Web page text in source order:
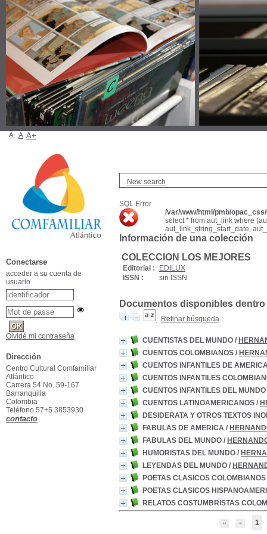
New search
SQL Error
/var/www/html/pmb/
select * from aut_link where
aut_link_string_start_date,
Información de una colección
COLECCION LOS MEJORES
Editorial :
EDILUX
ISSN :
sin ISSN
Documentos disponibles
Refinar búsqueda
CUENTISTAS DEL MUNDO /
CUENTOS COLOMBIANOS /
CUENTOS INFANTILES DE
CUENTOS INFANTILES
CUENTOS INFANTILES DEL MUNDO
CUENTOS LATINOAMERICANOS /
DESIDERATA Y OTROS TEXTOS
FABULAS DE AMERICA /
FABULAS DEL MUNDO /
HUMORISTAS DEL MUNDO /
LEYENDAS DEL MUNDO /
POETAS CLASICOS COLOMBIANOS
POETAS CLASICOS
RELATOS COSTUMBRISTAS
1
A- A A+
Conectarse
acceder a su cuenta de
usuario
Olvidé mi contraseña
Dirección
Centro Cultural Comfamiliar
Atlántico
Carrera 54 No. 59-167
Barranquilla
Colombia
Teléfono 57+5 3853930
contacto